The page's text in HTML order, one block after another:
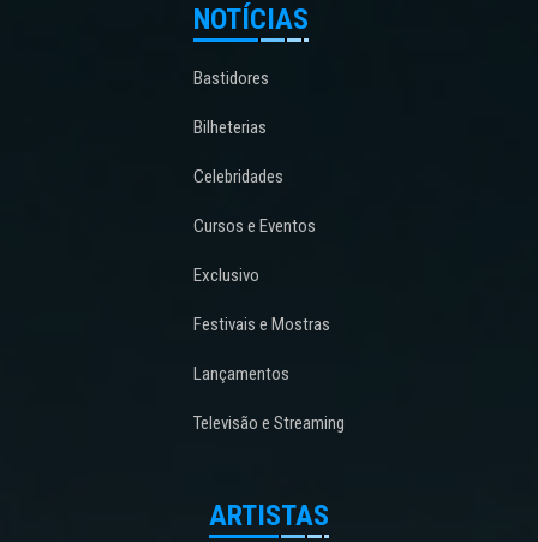
NOTÍCIAS
Bastidores
Bilheterias
Celebridades
Cursos e Eventos
Exclusivo
Festivais e Mostras
Lançamentos
Televisão e Streaming
ARTISTAS